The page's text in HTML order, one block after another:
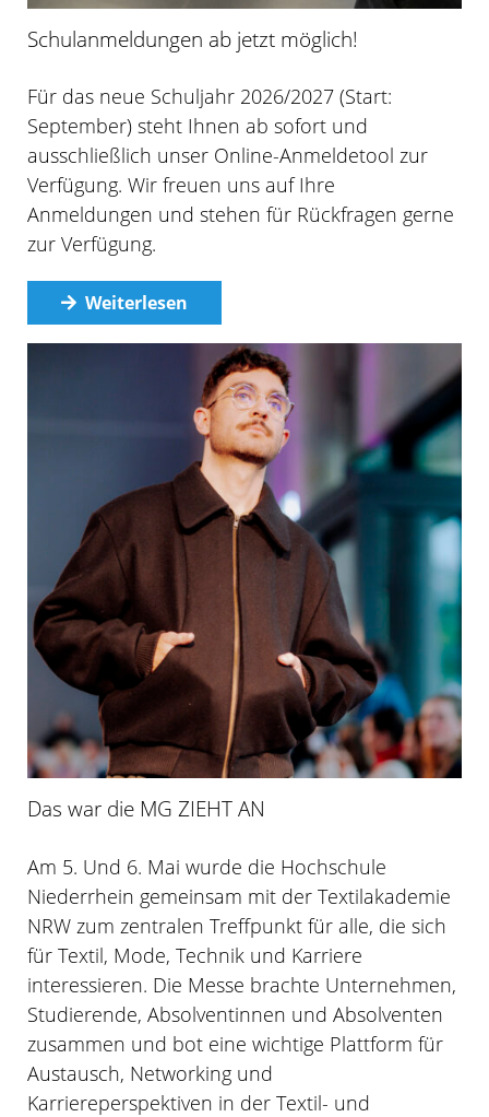
Schulanmeldungen ab jetzt möglich!
Für das neue Schuljahr 2026/2027 (Start:
September) steht Ihnen ab sofort und
ausschließlich unser Online-Anmeldetool zur
Verfügung. Wir freuen uns auf Ihre
Anmeldungen und stehen für Rückfragen gerne
zur Verfügung.
Weiterlesen
Das war die MG ZIEHT AN
Am 5. Und 6. Mai wurde die Hochschule
Niederrhein gemeinsam mit der Textilakademie
NRW zum zentralen Treffpunkt für alle, die sich
für Textil, Mode, Technik und Karriere
interessieren. Die Messe brachte Unternehmen,
Studierende, Absolventinnen und Absolventen
zusammen und bot eine wichtige Plattform für
Austausch, Networking und
Karriereperspektiven in der Textil- und